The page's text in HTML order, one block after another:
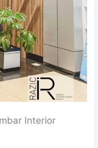
Interior